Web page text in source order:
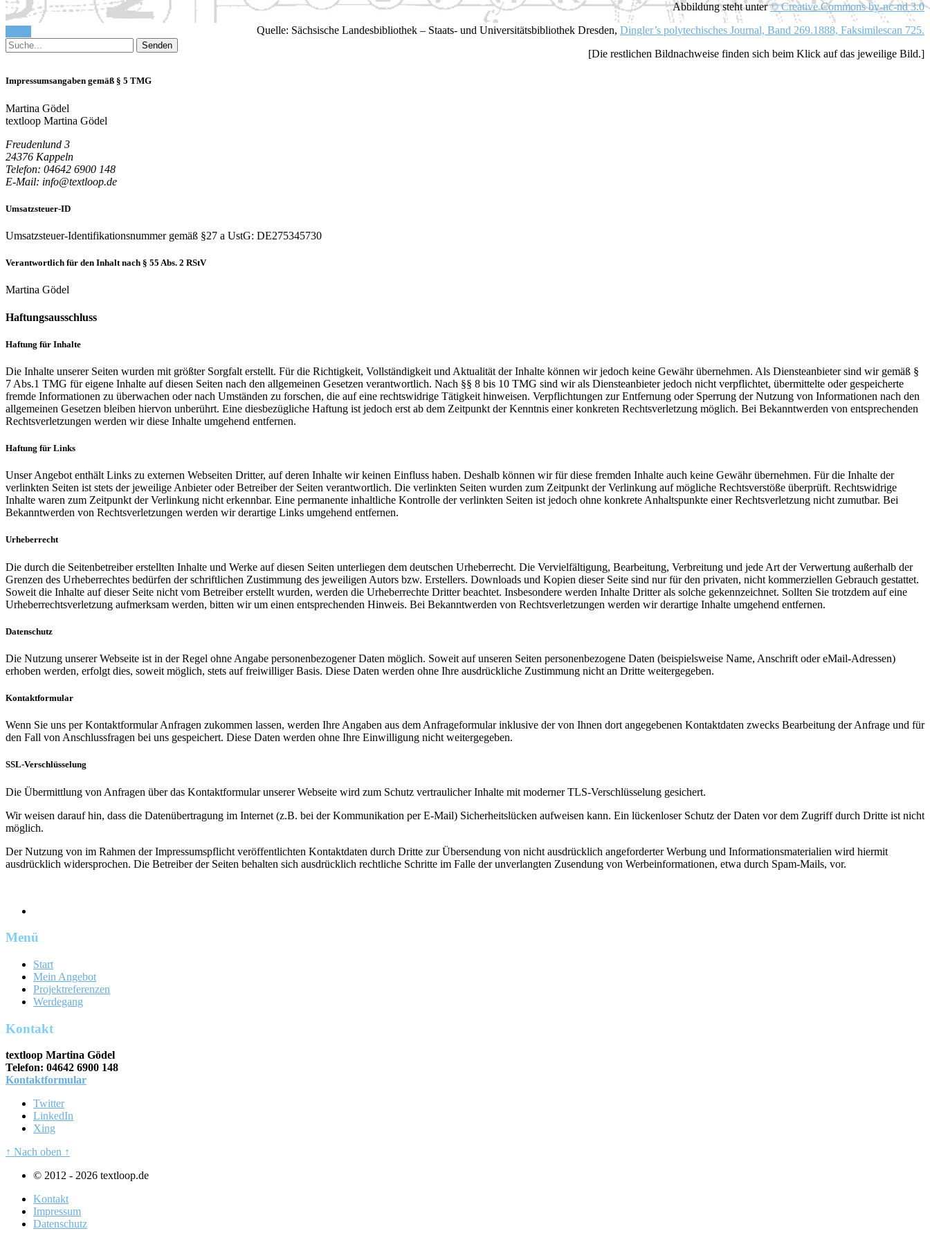
Abbildung steht unter© Creative Commons by-nc-nd 3.0
Quelle: Sächsische Landesbibliothek – Staats- und Universitätsbibliothek Dresden, Dingler’s polytechisches Journal, Band 269.1888, Faksimilescan 725.
[Die restlichen Bildnachweise finden sich beim Klick auf das jeweilige Bild.]
Impressumsangaben gemäß § 5 TMG
Martina Gödel
textloop Martina Gödel
Freudenlund 3
24376 Kappeln
Telefon: 04642 6900 148
E-Mail: info@textloop.de
Umsatzsteuer-ID
Umsatzsteuer-Identifikationsnummer gemäß §27 a UstG: DE275345730
Verantwortlich für den Inhalt nach § 55 Abs. 2 RStV
Martina Gödel
Haftungsausschluss
Haftung für Inhalte
Die Inhalte unserer Seiten wurden mit größter Sorgfalt erstellt. Für die Richtigkeit, Vollständigkeit und Aktualität der Inhalte können wir jedoch keine Gewähr übernehmen. Als Diensteanbieter sind wir gemäß §
7 Abs.1 TMG für eigene Inhalte auf diesen Seiten nach den allgemeinen Gesetzen verantwortlich. Nach §§ 8 bis 10 TMG sind wir als Diensteanbieter jedoch nicht verpflichtet, übermittelte oder gespeicherte
fremde Informationen zu überwachen oder nach Umständen zu forschen, die auf eine rechtswidrige Tätigkeit hinweisen. Verpflichtungen zur Entfernung oder Sperrung der Nutzung von Informationen nach den
allgemeinen Gesetzen bleiben hiervon unberührt. Eine diesbezügliche Haftung ist jedoch erst ab dem Zeitpunkt der Kenntnis einer konkreten Rechtsverletzung möglich. Bei Bekanntwerden von entsprechenden
Rechtsverletzungen werden wir diese Inhalte umgehend entfernen.
Haftung für Links
Unser Angebot enthält Links zu externen Webseiten Dritter, auf deren Inhalte wir keinen Einfluss haben. Deshalb können wir für diese fremden Inhalte auch keine Gewähr übernehmen. Für die Inhalte der
verlinkten Seiten ist stets der jeweilige Anbieter oder Betreiber der Seiten verantwortlich. Die verlinkten Seiten wurden zum Zeitpunkt der Verlinkung auf mögliche Rechtsverstöße überprüft. Rechtswidrige
Inhalte waren zum Zeitpunkt der Verlinkung nicht erkennbar. Eine permanente inhaltliche Kontrolle der verlinkten Seiten ist jedoch ohne konkrete Anhaltspunkte einer Rechtsverletzung nicht zumutbar. Bei
Bekanntwerden von Rechtsverletzungen werden wir derartige Links umgehend entfernen.
Urheberrecht
Die durch die Seitenbetreiber erstellten Inhalte und Werke auf diesen Seiten unterliegen dem deutschen Urheberrecht. Die Vervielfältigung, Bearbeitung, Verbreitung und jede Art der Verwertung außerhalb der
Grenzen des Urheberrechtes bedürfen der schriftlichen Zustimmung des jeweiligen Autors bzw. Erstellers. Downloads und Kopien dieser Seite sind nur für den privaten, nicht kommerziellen Gebrauch gestattet.
Soweit die Inhalte auf dieser Seite nicht vom Betreiber erstellt wurden, werden die Urheberrechte Dritter beachtet. Insbesondere werden Inhalte Dritter als solche gekennzeichnet. Sollten Sie trotzdem auf eine
Urheberrechtsverletzung aufmerksam werden, bitten wir um einen entsprechenden Hinweis. Bei Bekanntwerden von Rechtsverletzungen werden wir derartige Inhalte umgehend entfernen.
Datenschutz
Die Nutzung unserer Webseite ist in der Regel ohne Angabe personenbezogener Daten möglich. Soweit auf unseren Seiten personenbezogene Daten (beispielsweise Name, Anschrift oder eMail-Adressen)
erhoben werden, erfolgt dies, soweit möglich, stets auf freiwilliger Basis. Diese Daten werden ohne Ihre ausdrückliche Zustimmung nicht an Dritte weitergegeben.
Kontaktformular
Wenn Sie uns per Kontaktformular Anfragen zukommen lassen, werden Ihre Angaben aus dem Anfrageformular inklusive der von Ihnen dort angegebenen Kontaktdaten zwecks Bearbeitung der Anfrage und für
den Fall von Anschlussfragen bei uns gespeichert. Diese Daten werden ohne Ihre Einwilligung nicht weitergegeben.
SSL-Verschlüsselung
Die Übermittlung von Anfragen über das Kontaktformular unserer Webseite wird zum Schutz vertraulicher Inhalte mit moderner TLS-Verschlüsselung gesichert.
Wir weisen darauf hin, dass die Datenübertragung im Internet (z.B. bei der Kommunikation per E-Mail) Sicherheitslücken aufweisen kann. Ein lückenloser Schutz der Daten vor dem Zugriff durch Dritte ist nicht
möglich.
Der Nutzung von im Rahmen der Impressumspflicht veröffentlichten Kontaktdaten durch Dritte zur Übersendung von nicht ausdrücklich angeforderter Werbung und Informationsmaterialien wird hiermit
ausdrücklich widersprochen. Die Betreiber der Seiten behalten sich ausdrücklich rechtliche Schritte im Falle der unverlangten Zusendung von Werbeinformationen, etwa durch Spam-Mails, vor.
Menü
Start
Mein Angebot
Projektreferenzen
Werdegang
Kontakt
textloop Martina Gödel
Telefon: 04642 6900 148
Kontaktformular
Twitter
LinkedIn
Xing
↑ Nach oben ↑
© 2012 - 2026 textloop.de
Kontakt
Impressum
Datenschutz